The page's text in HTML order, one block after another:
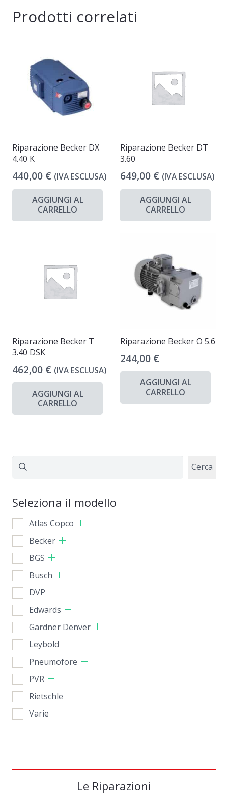
Prodotti correlati
Riparazione Becker DX
4.40 K
440,00 € (IVA ESCLUSA)
AGGIUNGI AL
CARRELLO
Riparazione Becker DT
3.60
649,00 € (IVA ESCLUSA)
AGGIUNGI AL
CARRELLO
Riparazione Becker T
3.40 DSK
462,00 € (IVA ESCLUSA)
AGGIUNGI AL
CARRELLO
Riparazione Becker O 5.6
244,00 €
AGGIUNGI AL
CARRELLO
Cerca Cerca
Seleziona il modello
Atlas Copco
Becker
BGS
Busch
DVP
Edwards
Gardner Denver
Leybold
Pneumofore
PVR
Rietschle
Varie
Le Riparazioni